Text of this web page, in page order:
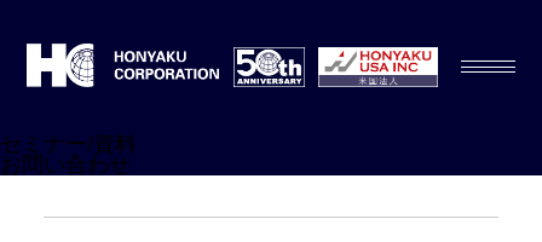
セミナー/資料
お問い合わせ